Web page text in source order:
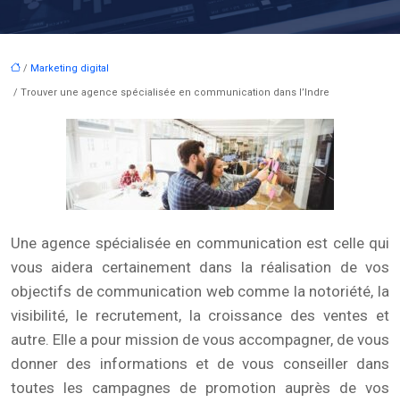
/ Marketing digital
/ Trouver une agence spécialisée en communication dans l’Indre
Une agence spécialisée en communication est celle qui
vous aidera certainement dans la réalisation de vos
objectifs de communication web comme la notoriété, la
visibilité, le recrutement, la croissance des ventes et
autre. Elle a pour mission de vous accompagner, de vous
donner des informations et de vous conseiller dans
toutes les campagnes de promotion auprès de vos